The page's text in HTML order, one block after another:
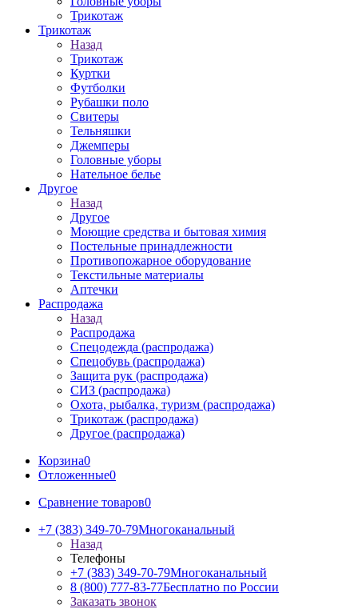
Трикотаж
Трикотаж
Назад
Трикотаж
Куртки
Футболки
Рубашки поло
Свитеры
Тельняшки
Джемперы
Головные уборы
Нательное белье
Другое
Назад
Другое
Моющие средства и бытовая химия
Постельные принадлежности
Противопожарное оборудование
Текстильные материалы
Аптечки
Распродажа
Назад
Распродажа
Спецодежда (распродажа)
Спецобувь (распродажа)
Защита рук (распродажа)
СИЗ (распродажа)
Охота, рыбалка, туризм (распродажа)
Трикотаж (распродажа)
Другое (распродажа)
Корзина0
Отложенные0
Сравнение товаров0
+7 (383) 349-70-79Многоканальный
Назад
Телефоны
+7 (383) 349-70-79Многоканальный
8 (800) 777-83-77Бесплатно по России
Заказать звонок